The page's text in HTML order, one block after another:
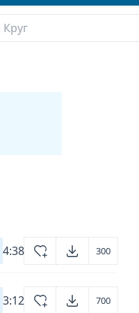
4:38
300
3:12
700